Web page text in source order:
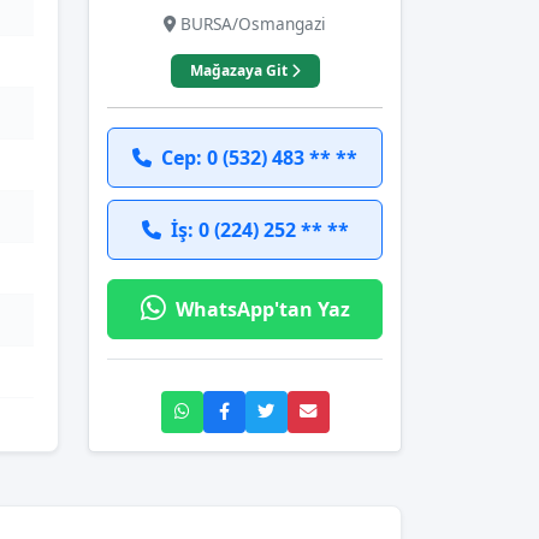
BURSA/Osmangazi
Mağazaya Git
Cep: 0 (532) 483 ** **
İş: 0 (224) 252 ** **
WhatsApp'tan Yaz